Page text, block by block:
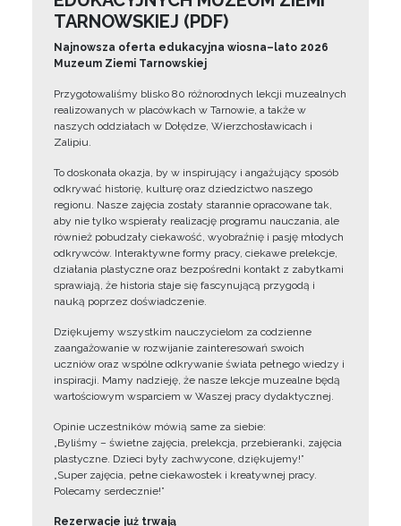
TARNOWSKIEJ (PDF)
Najnowsza oferta edukacyjna wiosna–lato 2026
Muzeum Ziemi Tarnowskiej
Przygotowaliśmy blisko 80 różnorodnych lekcji muzealnych
realizowanych w placówkach w Tarnowie, a także w
naszych oddziałach w Dołędze, Wierzchosławicach i
Zalipiu.
To doskonała okazja, by w inspirujący i angażujący sposób
odkrywać historię, kulturę oraz dziedzictwo naszego
regionu. Nasze zajęcia zostały starannie opracowane tak,
aby nie tylko wspierały realizację programu nauczania, ale
również pobudzały ciekawość, wyobraźnię i pasję młodych
odkrywców. Interaktywne formy pracy, ciekawe prelekcje,
działania plastyczne oraz bezpośredni kontakt z zabytkami
sprawiają, że historia staje się fascynującą przygodą i
nauką poprzez doświadczenie.
Dziękujemy wszystkim nauczycielom za codzienne
zaangażowanie w rozwijanie zainteresowań swoich
uczniów oraz wspólne odkrywanie świata pełnego wiedzy i
inspiracji. Mamy nadzieję, że nasze lekcje muzealne będą
wartościowym wsparciem w Waszej pracy dydaktycznej.
Opinie uczestników mówią same za siebie:
„Byliśmy – świetne zajęcia, prelekcja, przebieranki, zajęcia
plastyczne. Dzieci były zachwycone, dziękujemy!”
„Super zajęcia, pełne ciekawostek i kreatywnej pracy.
Polecamy serdecznie!”
Rezerwacje już trwają